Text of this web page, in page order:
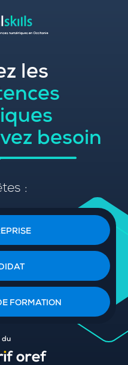
les
besoin
:
FORMATION
du